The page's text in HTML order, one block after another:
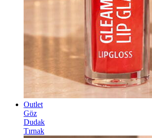
Outlet
Göz
Dudak
Tırnak